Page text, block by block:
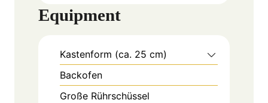
Equipment
Kastenform (ca. 25 cm)
Backofen
Große Rührschüssel